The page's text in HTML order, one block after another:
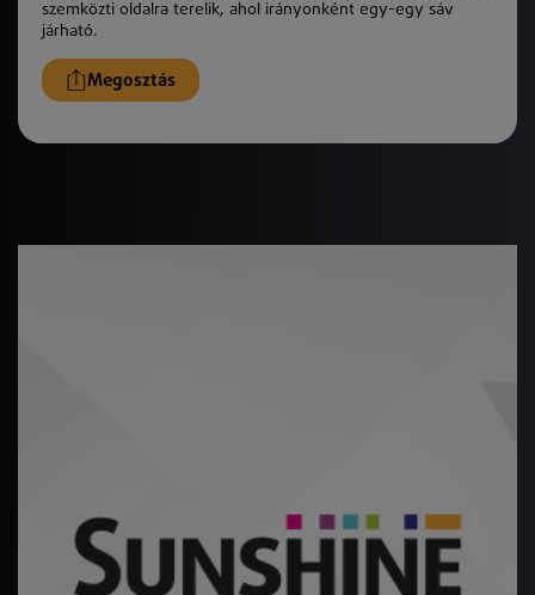
szemközti oldalra terelik, ahol irányonként egy-egy sáv
járható.
Megosztás